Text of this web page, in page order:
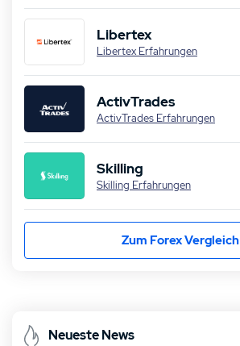
Libertex
Libertex Erfahrungen
ActivTrades
ActivTrades Erfahrungen
Skilling
Skilling Erfahrungen
Zum Forex Vergleich
Neueste News